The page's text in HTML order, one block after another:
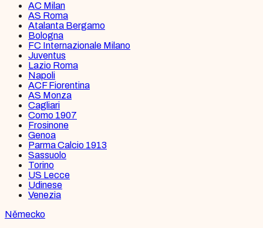
AC Milan
AS Roma
Atalanta Bergamo
Bologna
FC Internazionale Milano
Juventus
Lazio Roma
Napoli
ACF Fiorentina
AS Monza
Cagliari
Como 1907
Frosinone
Genoa
Parma Calcio 1913
Sassuolo
Torino
US Lecce
Udinese
Venezia
Německo